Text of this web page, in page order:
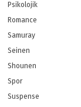
Psikolojik
Romance
Samuray
Seinen
Shounen
Spor
Suspense